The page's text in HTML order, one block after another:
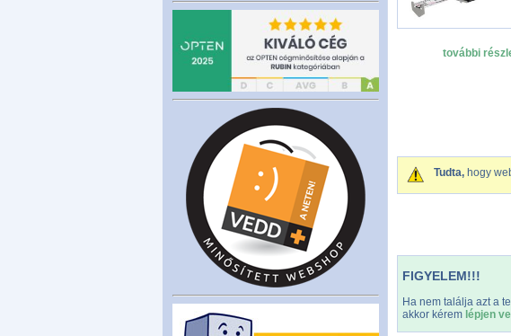
további
Tudta, hogy
FIGYELEM!!!
Ha nem találja azt a
akkor kérem lépjen